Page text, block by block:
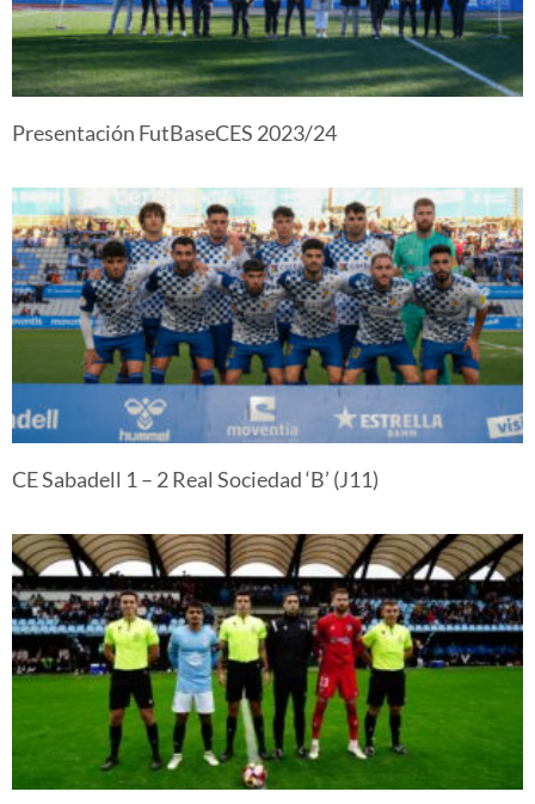
Presentación FutBaseCES 2023/24
CE Sabadell 1 – 2 Real Sociedad ‘B’ (J11)